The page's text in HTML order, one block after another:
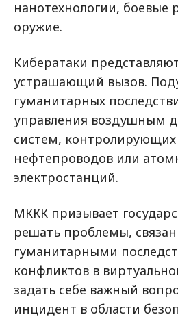
нанотехнологии, боевые
оружие.
Кибератаки
устрашающий вызов.
гуманитарных
управления воздушным
систем, контролирующих
нефтепроводов или
электростанций.
МККК призывает
решать проблемы,
гуманитарными
конфликтов в
задать себе важный
инцидент в области